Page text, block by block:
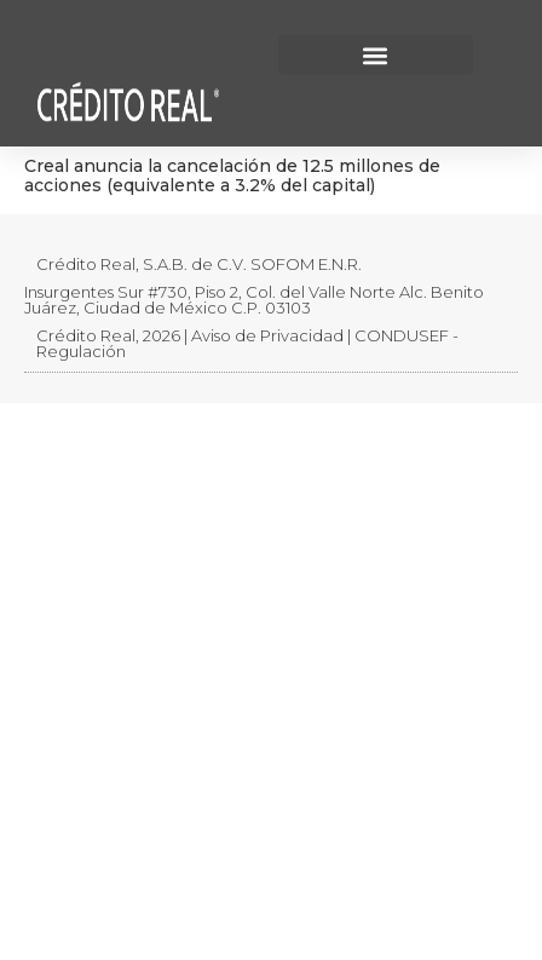
Creal anuncia la cancelación de 12.5 millones de
acciones (equivalente a 3.2% del capital)
Crédito Real, S.A.B. de C.V. SOFOM E.N.R.
Insurgentes Sur #730, Piso 2, Col. del Valle Norte Alc. Benito
Juárez, Ciudad de México C.P. 03103
Crédito Real, 2026 | Aviso de Privacidad | CONDUSEF -
Regulación